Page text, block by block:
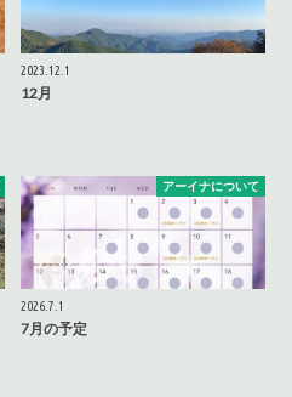
2023.12.1
12月
アーイナについて
2026.7.1
7月の予定